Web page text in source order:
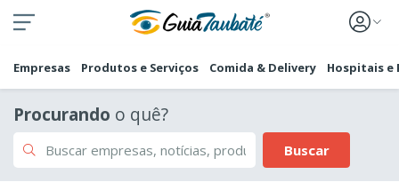
Empresas Produtos e Serviços Comida & Delivery Hospitais e
Procurando o quê?
Buscar